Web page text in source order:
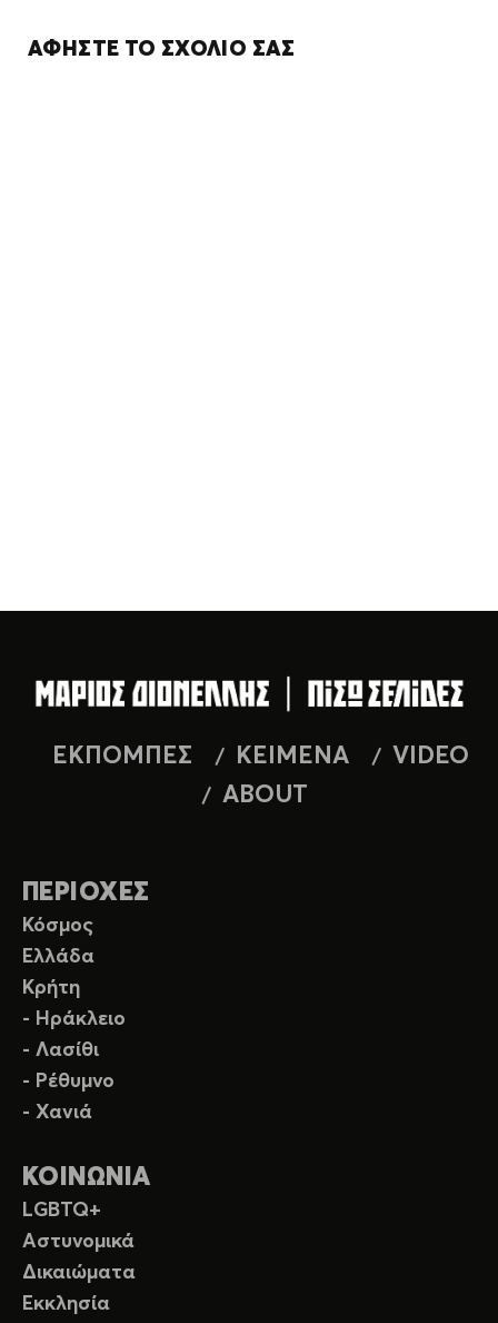
ΑΦΉΣΤΕ ΤΟ ΣΧΌΛΙΌ ΣΑΣ
ΕΚΠΟΜΠΕΣ ΚΕΙΜΕΝΑ
VIDEO
ABOUT
ΠΕΡΙΟΧΕΣ
Κόσμος
Ελλάδα
Κρήτη
- Ηράκλειο
- Λασίθι
- Ρέθυμνο
- Χανιά
ΚΟΙΝΩΝΙΑ
LGBTQ+
Αστυνομικά
Δικαιώματα
Εκκλησία